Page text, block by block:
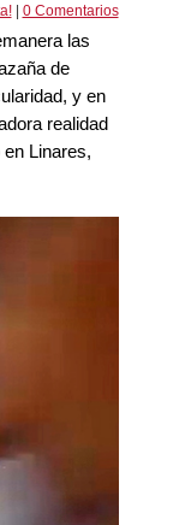
| 0 Comentarios
las
de
y en
realidad
Linares,